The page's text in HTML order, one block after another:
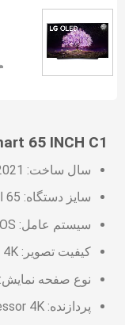
65 INCH C1
سال ساخت: 2021
سایز دستگاه: 65 اینچ
سیستم عامل: webOS
کیفیت تصویر: 4K
نوع صفحه
پردازنده: α9 Gen4 AI Processor 4K